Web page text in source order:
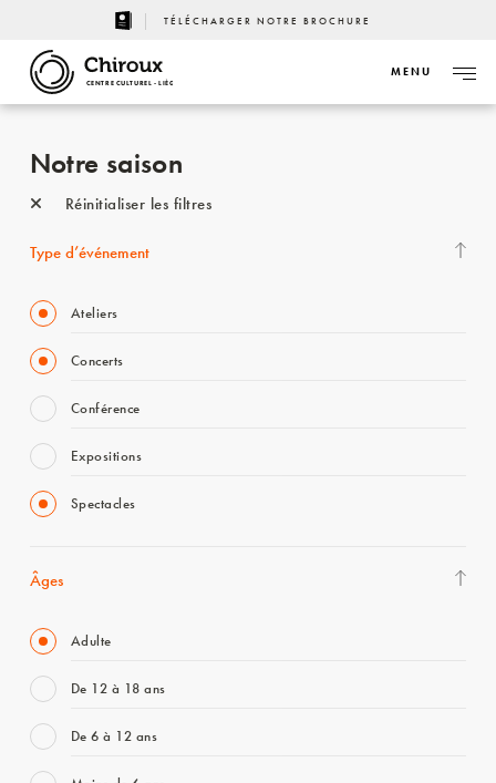
TÉLÉCHARGER NOTRE BROCHURE
CENTRE CULTUREL - LIÈGE
MENU
Notre saison
Réinitialiser les filtres
Type d’événement
Ateliers
Concerts
Conférence
Expositions
Spectacles
Âges
Adulte
De 12 à 18 ans
De 6 à 12 ans